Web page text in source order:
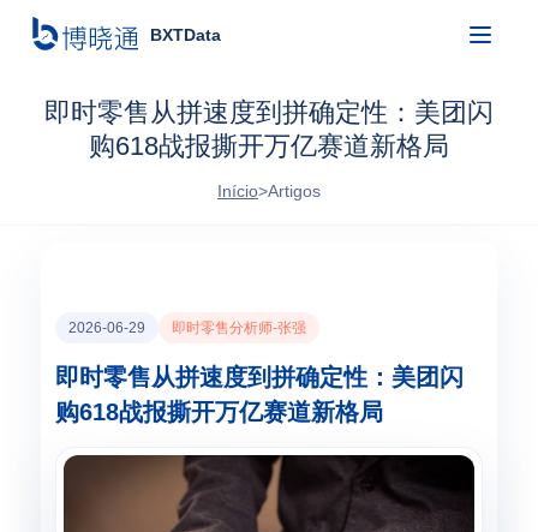
BXTData
即时零售从拼速度到拼确定性：美团闪
购618战报撕开万亿赛道新格局
Início>Artigos
2026-06-29 即时零售分析师-张强
即时零售从拼速度到拼确定性：美团闪
购618战报撕开万亿赛道新格局